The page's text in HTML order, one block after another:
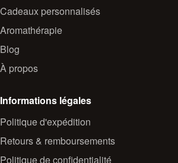
Cadeaux personnalisés
Aromathérapie
Blog
À propos
Informations légales
Politique d'expédition
Retours & remboursements
Politique de confidentialité